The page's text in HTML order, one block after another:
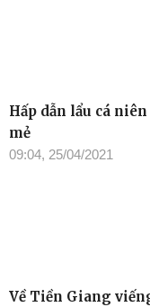
Hấp dẫn lẩu cá niên
mẻ
09:04, 25/04/2021
Về Tiền Giang